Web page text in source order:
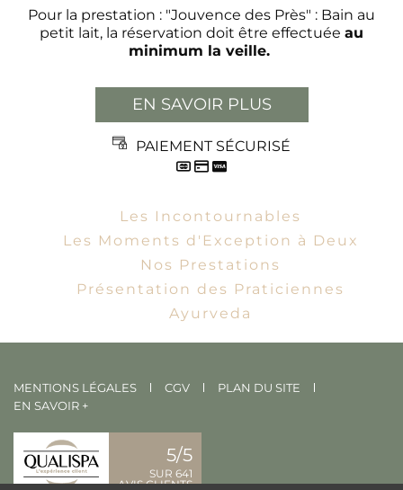
Pour la prestation : "Jouvence des Près" : Bain au
petit lait, la réservation doit être effectuée au
minimum la veille.
EN SAVOIR PLUS
PAIEMENT SÉCURISÉ
Les Incontournables
Les Moments d'Exception à Deux
Nos Prestations
Présentation des Praticiennes
Ayurveda
MENTIONS LÉGALES CGV
PLAN DU SITE
EN SAVOIR +
5/5
SUR 641
AVIS CLIENTS